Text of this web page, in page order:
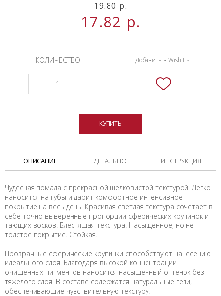
19.80р.
17.82 р.
КОЛИЧЕСТВО
- +
КУПИТЬ
Добавить в Wish List
ОПИСАНИЕ ДЕТАЛЬНО ИНСТРУКЦИЯ
Чудесная помада с прекрасной шелковистой текстурой. Легко
наносится на губы и дарит комфортное интенсивное
покрытие на весь день. Красивая светлая текстура сочетает в
себе точно выверенные пропорции сферических крупинок и
тающих восков. Блестящая текстура. Насыщенное, но не
толстое покрытие. Стойкая.
Прозрачные сферические крупинки способствуют нанесению
идеального слоя. Благодаря высокой концентрации
очищенных пигментов наносится насыщенный оттенок без
тяжелого слоя. В составе содержатся натуральные гели,
обеспечивающие чувствительную текстуру.